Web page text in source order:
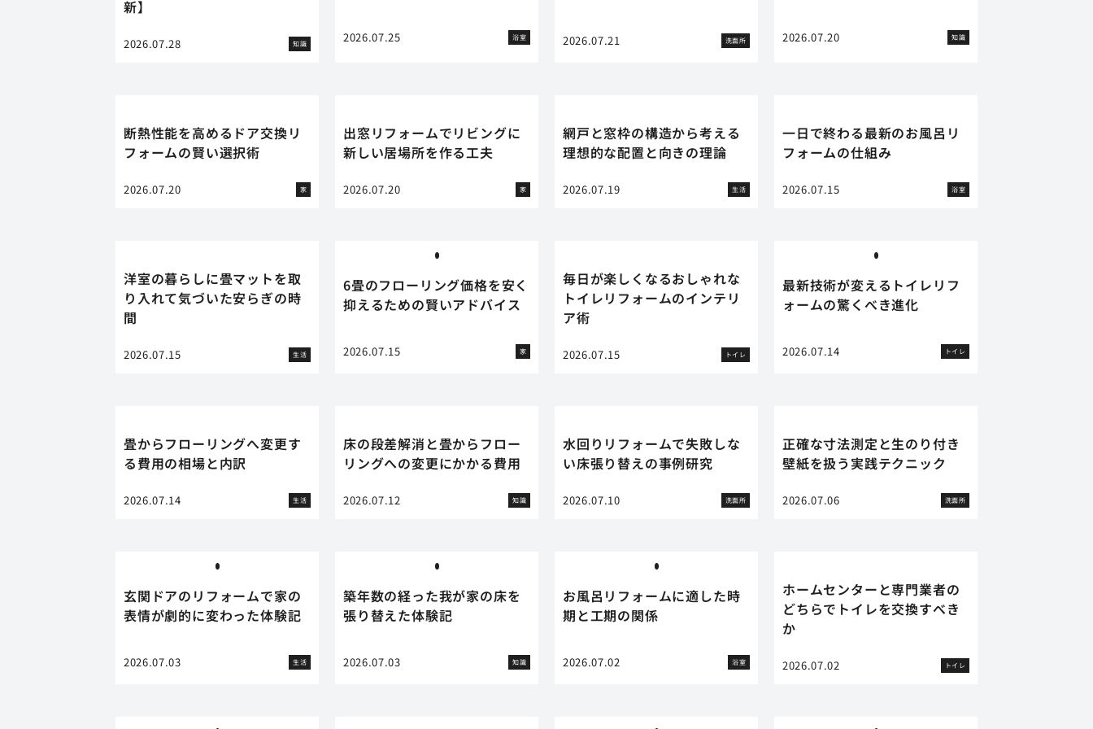
新】
2026.07.28 知識 2026.07.25 浴室 2026.07.21 洗面所 2026.07.20 知識
断熱性能を高めるドア交換リ
フォームの賢い選択術
2026.07.20 家
出窓リフォームでリビングに
新しい居場所を作る工夫
2026.07.20 家
網戸と窓枠の構造から考える
理想的な配置と向きの理論
2026.07.19 生活
一日で終わる最新のお風呂リ
フォームの仕組み
2026.07.15 浴室
洋室の暮らしに畳マットを取
り入れて気づいた安らぎの時
間
2026.07.15 生活
6畳のフローリング価格を安く
抑えるための賢いアドバイス
2026.07.15 家
毎日が楽しくなるおしゃれな
トイレリフォームのインテリ
ア術
2026.07.15 トイレ
最新技術が変えるトイレリフ
ォームの驚くべき進化
2026.07.14 トイレ
畳からフローリングへ変更す
る費用の相場と内訳
2026.07.14 生活
床の段差解消と畳からフロー
リングへの変更にかかる費用
2026.07.12 知識
水回りリフォームで失敗しな
い床張り替えの事例研究
2026.07.10 洗面所
正確な寸法測定と生のり付き
壁紙を扱う実践テクニック
2026.07.06 洗面所
玄関ドアのリフォームで家の
表情が劇的に変わった体験記
2026.07.03 生活
築年数の経った我が家の床を
張り替えた体験記
2026.07.03 知識
お風呂リフォームに適した時
期と工期の関係
2026.07.02 浴室
ホームセンターと専門業者の
どちらでトイレを交換すべき
か
2026.07.02 トイレ